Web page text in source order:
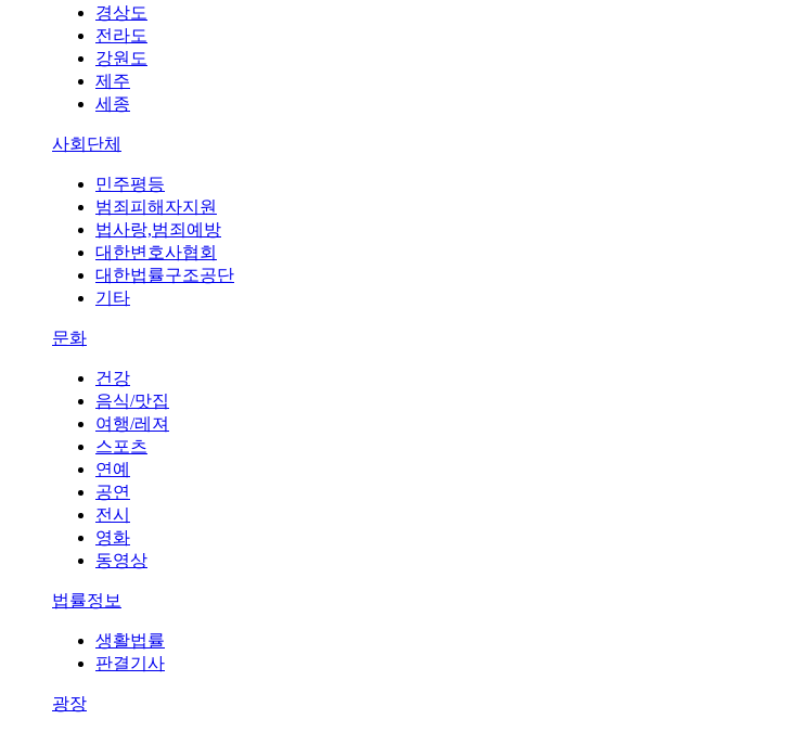
경상도
전라도
강원도
제주
세종
사회단체
민주평등
범죄피해자지원
법사랑,범죄예방
대한변호사협회
대한법률구조공단
기타
문화
건강
음식/맛집
여행/레져
스포츠
연예
공연
전시
영화
동영상
법률정보
생활법률
판결기사
광장